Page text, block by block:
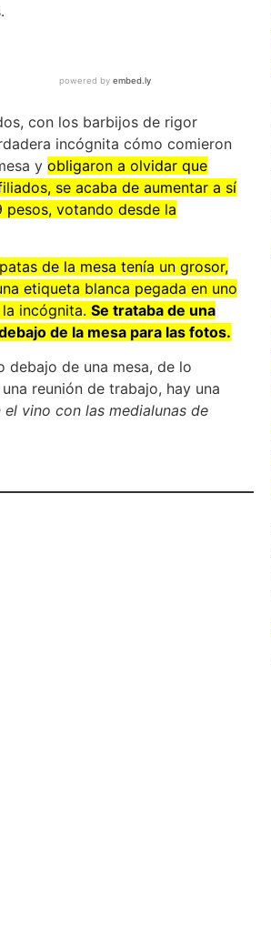
con los barbijos de rigor
incógnita cómo comieron
y obligaron a olvidar que
se acaba de aumentar a sí
votando desde la
de la mesa tenía un grosor,
etiqueta blanca pegada en uno
incógnita. Se trataba de una
de la mesa para las fotos.
debajo de una mesa, de lo
reunión de trabajo, hay una
vino con las medialunas de